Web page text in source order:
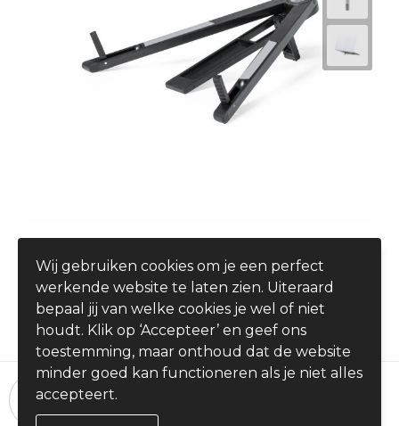
Houder Koimar
vanaf € 0,71
24 uur per dag, 7 dagen per week
Bestellingen plaatsen
Wij gebruiken cookies om je een perfect
werkende website te laten zien. Uiteraard
bepaal jij van welke cookies je wel of niet
houdt. Klik op ‘Accepteer’ en geef ons
toestemming, maar onthoud dat de website
minder goed kan functioneren als je niet alles
accepteert.